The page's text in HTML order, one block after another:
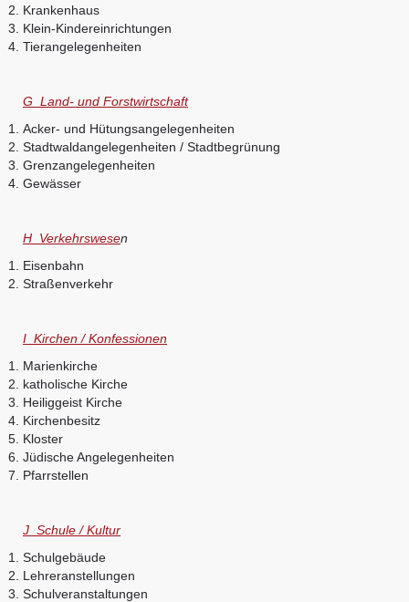
Krankenhaus
Klein-Kindereinrichtungen
Tierangelegenheiten
G Land- und Forstwirtschaft
Acker- und Hütungsangelegenheiten
Stadtwaldangelegenheiten / Stadtbegrünung
Grenzangelegenheiten
Gewässer
H Verkehrswesen
Eisenbahn
Straßenverkehr
I Kirchen / Konfessionen
Marienkirche
katholische Kirche
Heiliggeist Kirche
Kirchenbesitz
Kloster
Jüdische Angelegenheiten
Pfarrstellen
J Schule / Kultur
Schulgebäude
Lehreranstellungen
Schulveranstaltungen